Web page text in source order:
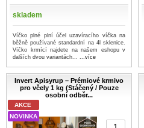
skladem
Víčko plné plní účel uzavíracího víčka na
běžně používané standardní na 4l sklenice.
Víčko krmící najdete na našem eshopu v
dalších dvou variantách... ...více
Invert Apisyrup – Prémiové krmivo
pro včely 1 kg (Stáčený / Pouze
osobní odběr...
AKCE
NOVINKA